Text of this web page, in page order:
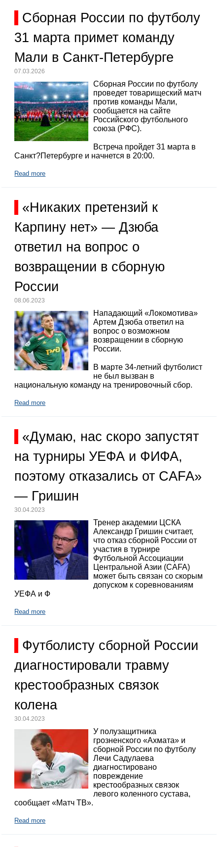
Сборная России по футболу
31 марта примет команду
Мали в Санкт-Петербурге
07.03.2026
Сборная России по футболу
проведет товарищеский матч
против команды Мали,
сообщается на сайте
Российского футбольного
союза (РФС).
Встреча пройдет 31 марта в
Санкт?Петербурге и начнется в 20:00.
Read more
«Никаких претензий к
Карпину нет» — Дзюба
ответил на вопрос о
возвращении в сборную
России
08.06.2023
Нападающий «Локомотива»
Артем Дзюба ответил на
вопрос о возможном
возвращении в сборную
России.
В марте 34-летний футболист
не был вызван в
национальную команду на тренировочный сбор.
Read more
«Думаю, нас скоро запустят
на турниры УЕФА и ФИФА,
поэтому отказались от CAFA»
— Гришин
30.04.2023
Тренер академии ЦСКА
Александр Гришин считает,
что отказ сборной России от
участия в турнире
Футбольной Ассоциации
Центральной Азии (CAFA)
может быть связан со скорым
допуском к соревнованиям
УЕФА и Ф
Read more
Футболисту сборной России
диагностировали травму
крестообразных связок
колена
30.04.2023
У полузащитника
грозненского «Ахмата» и
сборной России по футболу
Лечи Садулаева
диагностировано
повреждение
крестообразных связок
левого коленного сустава,
сообщает «Матч ТВ».
Read more